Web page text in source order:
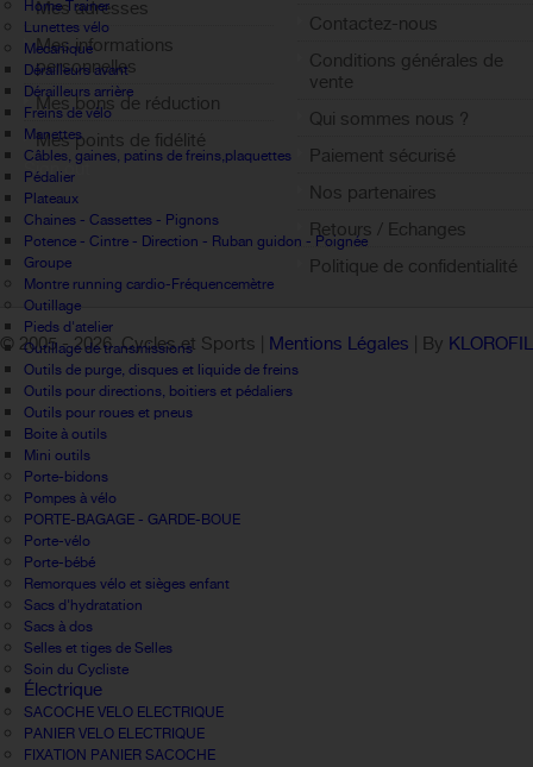
Home Trainer
Lunettes vélo
Mecanique
Dérailleurs avant
Dérailleurs arrière
Freins de vélo
Manettes
Câbles, gaines, patins de freins,plaquettes
Pédalier
Plateaux
Chaines - Cassettes - Pignons
Potence - Cintre - Direction - Ruban guidon - Poignée
Groupe
Montre running cardio-Fréquencemètre
Outillage
Pieds d'atelier
Outillage de transmissions
Outils de purge, disques et liquide de freins
Outils pour directions, boitiers et pédaliers
Outils pour roues et pneus
Boite à outils
Mini outils
Porte-bidons
Pompes à vélo
PORTE-BAGAGE - GARDE-BOUE
Porte-vélo
Porte-bébé
Remorques vélo et sièges enfant
Sacs d'hydratation
Sacs à dos
Selles et tiges de Selles
Soin du Cycliste
Électrique
SACOCHE VELO ELECTRIQUE
PANIER VELO ELECTRIQUE
FIXATION PANIER SACOCHE
Mes adresses
Mes informations
personnelles
Mes bons de réduction
Mes points de fidélité
Sign out
Contactez-nous
Conditions générales de
vente
Qui sommes nous ?
Paiement sécurisé
Nos partenaires
Retours / Echanges
Politique de confidentialité
© 2005 -2026 Cycles et Sports | Mentions Légales | By